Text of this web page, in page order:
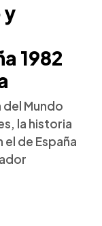
y
1982
Mundo
la historia
de España